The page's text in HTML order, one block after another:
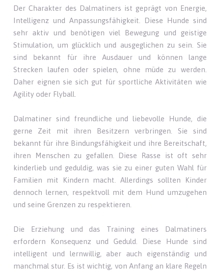
Der Charakter des Dalmatiners ist geprägt von Energie,
Intelligenz und Anpassungsfähigkeit. Diese Hunde sind
sehr aktiv und benötigen viel Bewegung und geistige
Stimulation, um glücklich und ausgeglichen zu sein. Sie
sind bekannt für ihre Ausdauer und können lange
Strecken laufen oder spielen, ohne müde zu werden.
Daher eignen sie sich gut für sportliche Aktivitäten wie
Agility oder Flyball.
Dalmatiner sind freundliche und liebevolle Hunde, die
gerne Zeit mit ihren Besitzern verbringen. Sie sind
bekannt für ihre Bindungsfähigkeit und ihre Bereitschaft,
ihren Menschen zu gefallen. Diese Rasse ist oft sehr
kinderlieb und geduldig, was sie zu einer guten Wahl für
Familien mit Kindern macht. Allerdings sollten Kinder
dennoch lernen, respektvoll mit dem Hund umzugehen
und seine Grenzen zu respektieren.
Die Erziehung und das Training eines Dalmatiners
erfordern Konsequenz und Geduld. Diese Hunde sind
intelligent und lernwillig, aber auch eigenständig und
manchmal stur. Es ist wichtig, von Anfang an klare Regeln